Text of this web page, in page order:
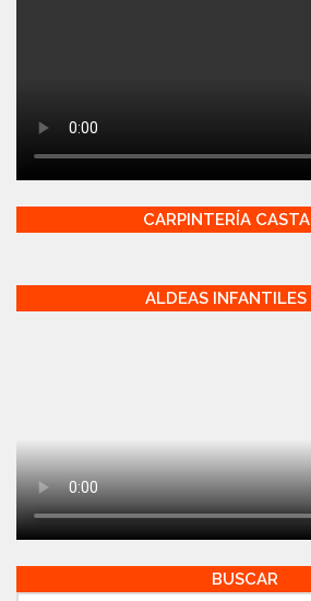
CARPINTERÍA
ALDEAS INFANTILES
BUSCAR